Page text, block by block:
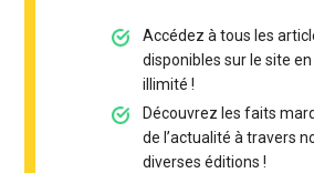
Accédez à tous les
disponibles sur le site
illimité !
Découvrez les faits
de l’actualité à travers
diverses éditions !